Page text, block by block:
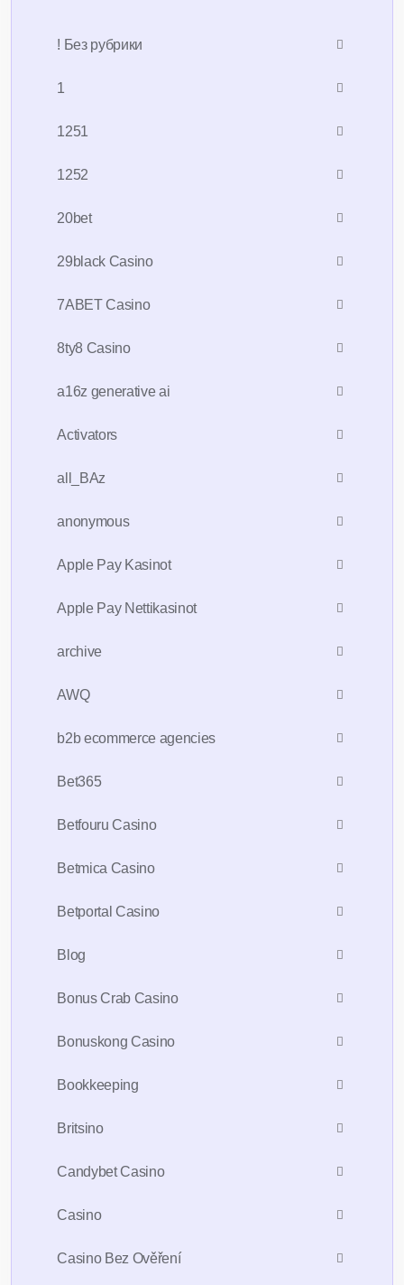
! Без рубрики
1
1251
1252
20bet
29black Casino
7ABET Casino
8ty8 Casino
a16z generative ai
Activators
all_BAz
anonymous
Apple Pay Kasinot
Apple Pay Nettikasinot
archive
AWQ
b2b ecommerce agencies
Bet365
Betfouru Casino
Betmica Casino
Betportal Casino
Blog
Bonus Crab Casino
Bonuskong Casino
Bookkeeping
Britsino
Candybet Casino
Casino
Casino Bez Ověření